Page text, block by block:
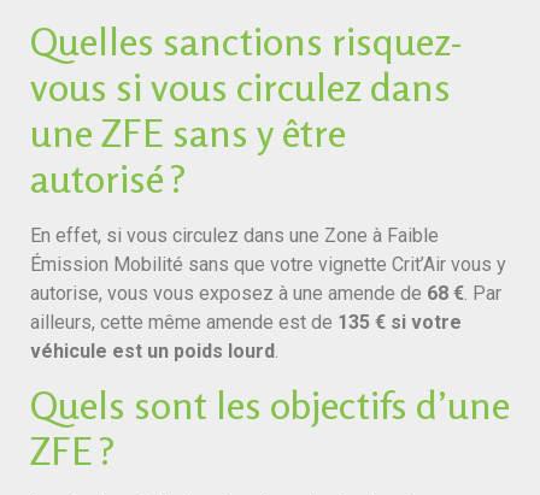
Quelles sanctions risquez-
vous si vous circulez dans
une ZFE sans y être
autorisé ?
En effet, si vous circulez dans une Zone à Faible
Émission Mobilité sans que votre vignette Crit’Air vous y
autorise, vous vous exposez à une amende de 68 €. Par
ailleurs, cette même amende est de 135 € si votre
véhicule est un poids lourd.
Quels sont les objectifs d’une
ZFE ?